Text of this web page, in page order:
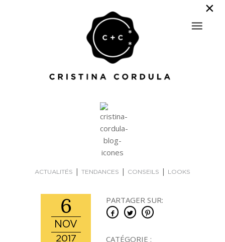
ACTUALITÉS | TENDANCES | CONSEILS | LOOKS
6
NOV
2017
PARTAGER SUR:
CATÉGORIE :